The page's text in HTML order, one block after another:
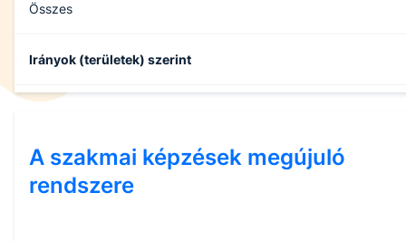
Összes
Irányok (területek) szerint
A szakmai képzések megújuló
rendszere